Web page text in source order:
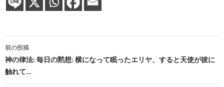
投
稿
ナ
前の投稿
神の律法: 毎日の黙想: 横になって眠ったエリヤ、すると天使が彼に
触れて…